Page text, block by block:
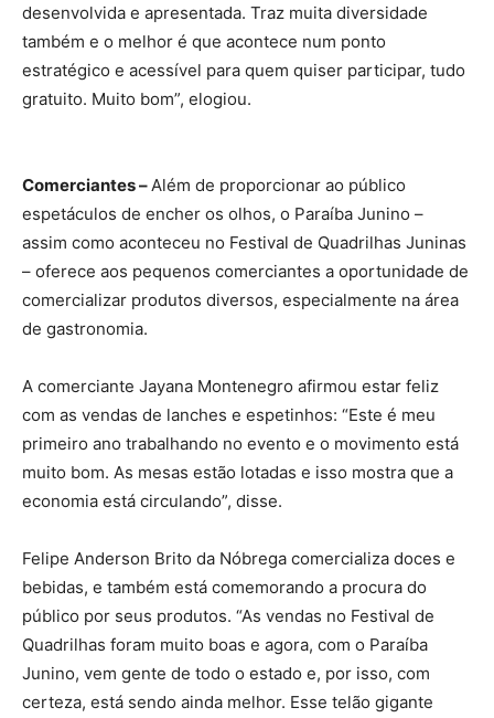
que é bem interessante ver a cultura do Nordeste sendo
desenvolvida e apresentada. Traz muita diversidade
também e o melhor é que acontece num ponto
estratégico e acessível para quem quiser participar, tudo
Comerciantes –Além de proporcionar ao público
espetáculos de encher os olhos, o Paraíba Junino –
assim como aconteceu no Festival de Quadrilhas Juninas
– oferece aos pequenos comerciantes a oportunidade de
comercializar produtos diversos, especialmente na área
A comerciante Jayana Montenegro afirmou estar feliz
com as vendas de lanches e espetinhos: “Este é meu
primeiro ano trabalhando no evento e o movimento está
muito bom. As mesas estão lotadas e isso mostra que a
Felipe Anderson Brito da Nóbrega comercializa doces e
bebidas, e também está comemorando a procura do
público por seus produtos. “As vendas no Festival de
Quadrilhas foram muito boas e agora, com o Paraíba
Junino, vem gente de todo o estado e, por isso, com